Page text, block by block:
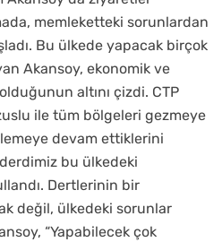
memleketteki sorunlardan
Bu ülkede yapacak birçok
Akansoy, ekonomik ve
altını çizdi. CTP
ile tüm bölgeleri gezmeye
devam ettiklerini
bu ülkedeki
Dertlerinin bir
değil, ülkedeki sorunlar
“Yapabilecek çok